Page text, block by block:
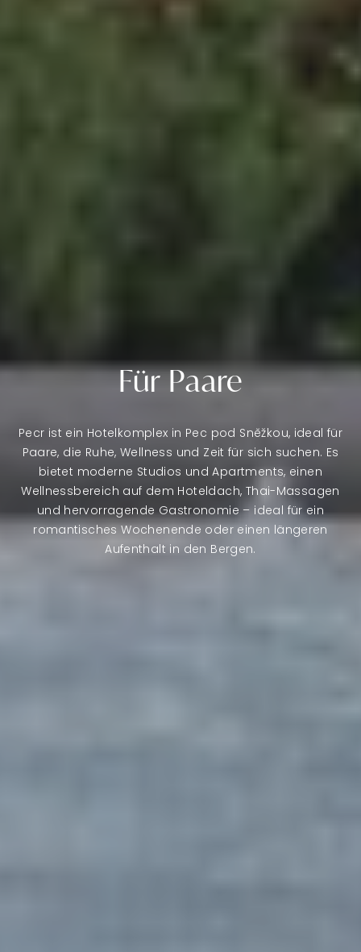
Für Paare
Pecr ist ein Hotelkomplex in Pec pod Sněžkou, ideal für
Paare, die Ruhe, Wellness und Zeit für sich suchen. Es
bietet moderne Studios und Apartments, einen
Wellnessbereich auf dem Hoteldach, Thai-Massagen
und hervorragende Gastronomie – ideal für ein
romantisches Wochenende oder einen längeren
Aufenthalt in den Bergen.